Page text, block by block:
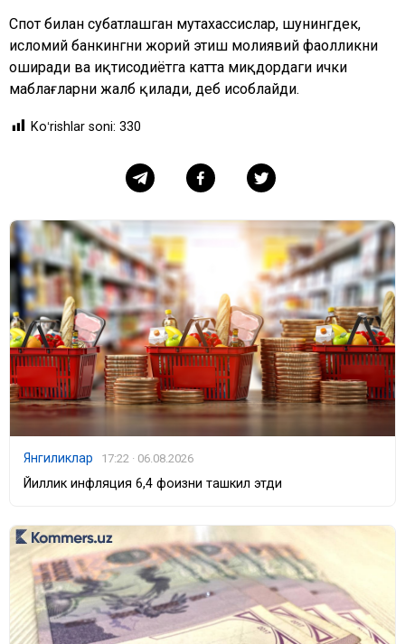
Спот билан суҳбатлашган мутахассислар, шунингдек,
исломий банкингни жорий этиш молиявий фаолликни
оширади ва иқтисодиётга катта миқдордаги ички
маблағларни жалб қилади, деб ҳисоблайди.
Koʻrishlar soni: 330
Янгиликлар 17:22 · 06.08.2026
Йиллик инфляция 6,4 фоизни ташкил этди